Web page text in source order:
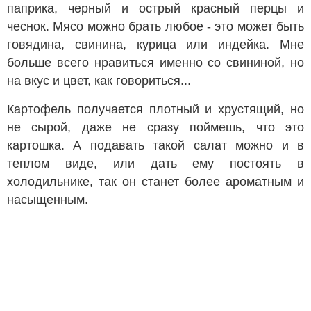
паприка, черный и острый красный перцы и
чеснок. Мясо можно брать любое - это может быть
говядина, свинина, курица или индейка. Мне
больше всего нравиться именно со свининой, но
на вкус и цвет, как говориться...
Картофель получается плотный и хрустящий, но
не сырой, даже не сразу поймешь, что это
картошка. А подавать такой салат можно и в
теплом виде, или дать ему постоять в
холодильнике, так он станет более ароматным и
насыщенным.